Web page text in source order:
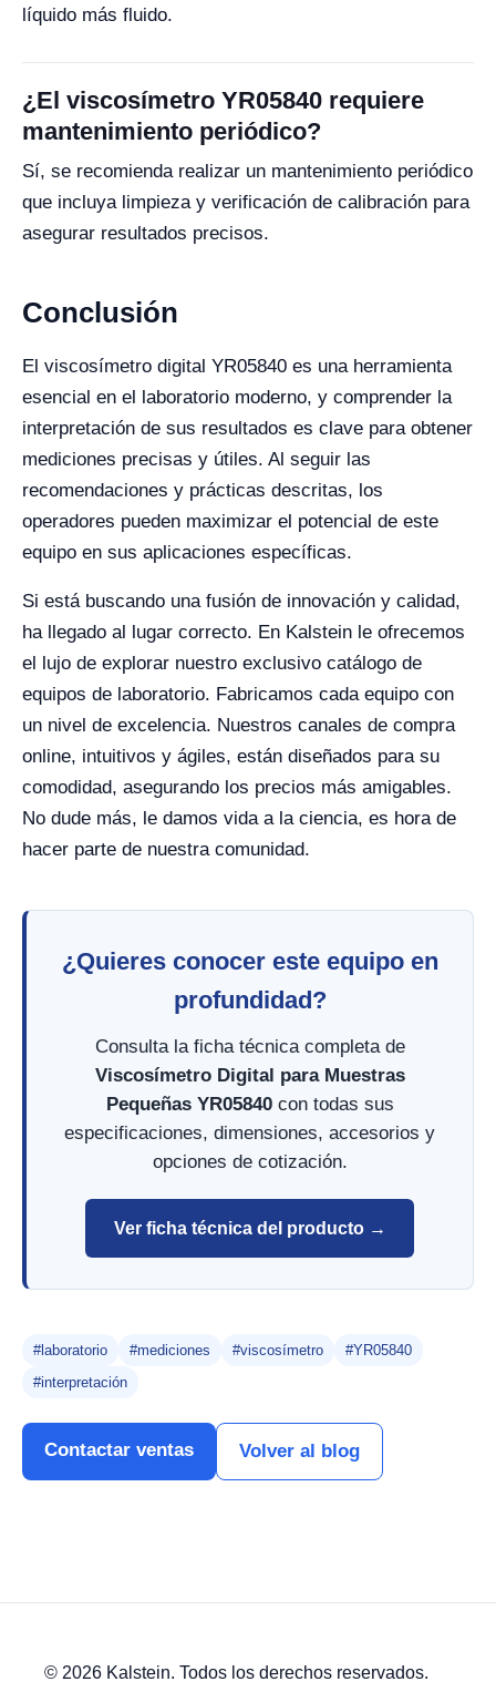
líquido más fluido.
¿El viscosímetro YR05840 requiere
mantenimiento periódico?
Sí, se recomienda realizar un mantenimiento periódico
que incluya limpieza y verificación de calibración para
asegurar resultados precisos.
Conclusión
El viscosímetro digital YR05840 es una herramienta
esencial en el laboratorio moderno, y comprender la
interpretación de sus resultados es clave para obtener
mediciones precisas y útiles. Al seguir las
recomendaciones y prácticas descritas, los
operadores pueden maximizar el potencial de este
equipo en sus aplicaciones específicas.
Si está buscando una fusión de innovación y calidad,
ha llegado al lugar correcto. En Kalstein le ofrecemos
el lujo de explorar nuestro exclusivo catálogo de
equipos de laboratorio. Fabricamos cada equipo con
un nivel de excelencia. Nuestros canales de compra
online, intuitivos y ágiles, están diseñados para su
comodidad, asegurando los precios más amigables.
No dude más, le damos vida a la ciencia, es hora de
hacer parte de nuestra comunidad.
¿Quieres conocer este equipo en
profundidad?
Consulta la ficha técnica completa de
Viscosímetro Digital para Muestras
Pequeñas YR05840con todas sus
especificaciones, dimensiones, accesorios y
opciones de cotización.
Ver ficha técnica del producto →
#laboratorio #mediciones #viscosímetro
#YR05840
#interpretación
Contactar ventas Volver al blog
© 2026 Kalstein. Todos los derechos reservados.